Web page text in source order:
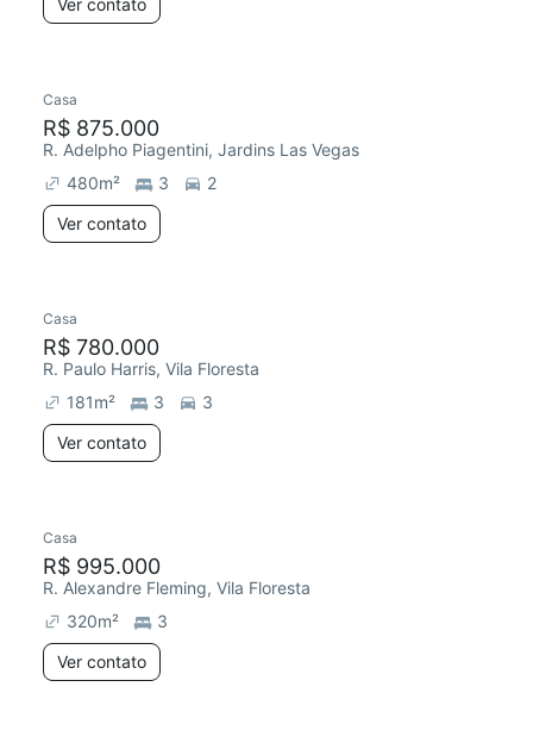
Ver contato
Casa
R$ 875.000
R. Adelpho Piagentini, Jardins Las Vegas
480m² 3
2
Ver contato
Casa
R$ 780.000
R. Paulo Harris, Vila Floresta
181m² 3
3
Ver contato
Casa
R$ 995.000
R. Alexandre Fleming, Vila Floresta
320m²
3
Ver contato